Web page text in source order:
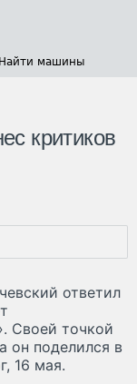
Найти машины
критиков
ответил
Своей точкой
он поделился в
16 мая.